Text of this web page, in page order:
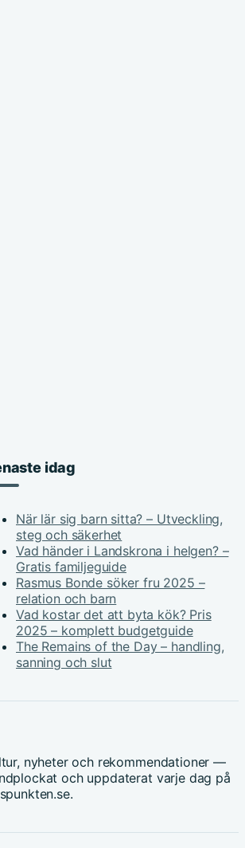
idag
När lär sig barn sitta? – Utveckling,
steg och säkerhet
Vad händer i Landskrona i helgen? –
Gratis familjeguide
Rasmus Bonde söker fru 2025 –
relation och barn
Vad kostar det att byta kök? Pris
2025 – komplett budgetguide
The Remains of the Day – handling,
sanning och slut
nyheter och rekommendationer —
och uppdaterat varje dag på